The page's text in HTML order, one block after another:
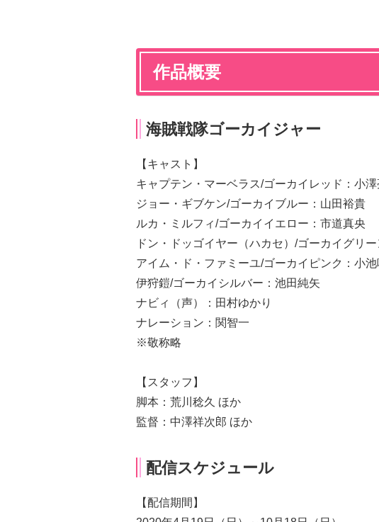
作品概要
海賊戦隊ゴーカイジャー
【キャスト】
キャプテン・マーベラス/ゴーカイレッド：小澤
ジョー・ギブケン/ゴーカイブルー：山田裕貴
ルカ・ミルフィ/ゴーカイイエロー：市道真央
ドン・ドッゴイヤー（ハカセ）/ゴーカイグリ
アイム・ド・ファミーユ/ゴーカイピンク：小池
伊狩鎧/ゴーカイシルバー：池田純矢
ナビィ（声）：田村ゆかり
ナレーション：関智一
※敬称略
【スタッフ】
脚本：荒川稔久 ほか
監督：中澤祥次郎 ほか
配信スケジュール
【配信期間】